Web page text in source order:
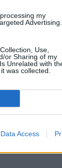
my
Advertising.
Use,
or Sharing of my
Unrelated with
was collected.
Data Access
e
ma post inviati
pubblicati senza filtro
esterni verranno